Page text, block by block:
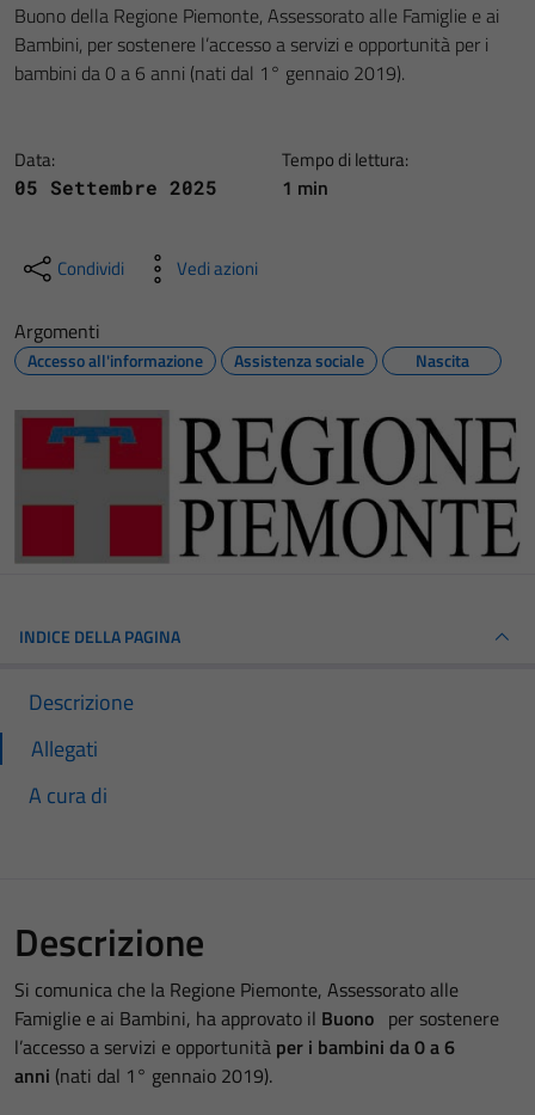
Buono della Regione Piemonte, Assessorato alle Famiglie e ai
Bambini, per sostenere l’accesso a servizi e opportunità per i
bambini da 0 a 6 anni (nati dal 1° gennaio 2019).
Data:
05 Settembre 2025
Tempo di lettura:
1 min
Condividi Vedi azioni
Argomenti
Accesso all'informazione Assistenza sociale Nascita
INDICE DELLA PAGINA
Descrizione
Allegati
A cura di
Descrizione
Si comunica che la Regione Piemonte, Assessorato alle
Famiglie e ai Bambini, ha approvato il Buono per sostenere
l’accesso a servizi e opportunità per i bambini da 0 a 6
anni (nati dal 1° gennaio 2019).